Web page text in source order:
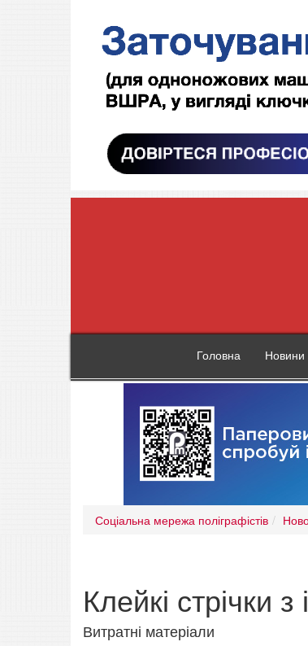
Головна Новини
Соціальна мережа поліграфістів
Клейкі стрічки
Витратні матеріали